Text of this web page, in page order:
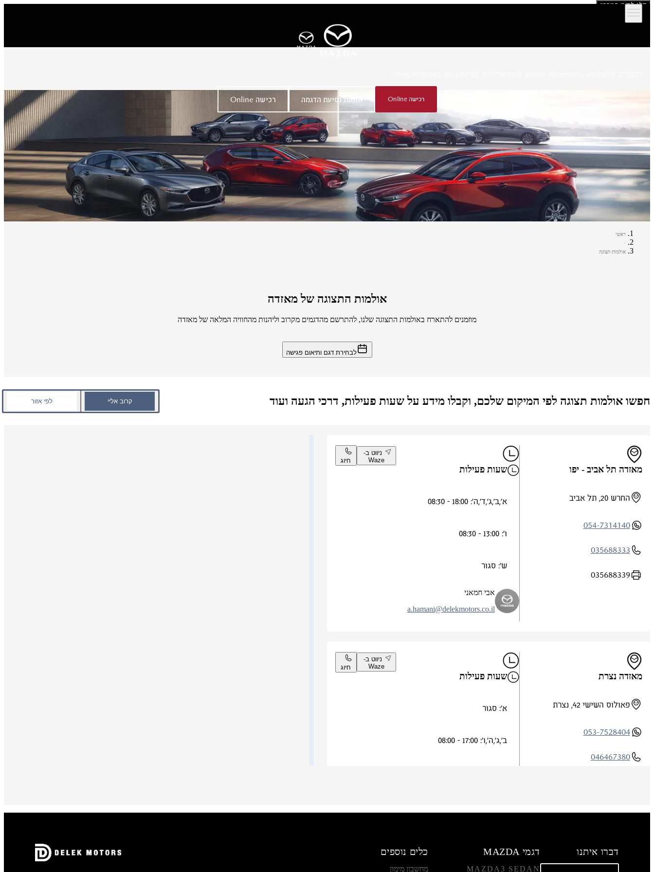
דלג לתוכן המרכזי
רכישה Online הזמנת נסיעת הדגמה רכישה Online
ראשי
אולמות תצוגה
אולמות התצוגה של מאזדה
מוזמנים להתארח באולמות התצוגה שלנו, להתרשם מהדגמים מקרוב וליהנות מהחוויה המלאה של מאזדה
לבחירת דגם ותיאום פגישה
חפשו אולמות תצוגה לפי המיקום שלכם, וקבלו מידע על שעות פעילות, דרכי הגעה ועוד קרוב אליי לפי אזור
מאזדה תל אביב - יפו
החרש 20, תל אביב
054-7314140
035688333
035688339
שעות פעילות
א',ב',ג',ד',ה': 18:00 - 08:30
ו': 13:00 - 08:30
ש': סגור
אבי חמאני
a.hamani@delekmotors.co.il
ניווט ב-
Waze
חיוג
מאזדה נצרת
פאולוס השישי 42, נצרת
053-7528404
046467380
שעות פעילות
א': סגור
ב',ג',ה',ו': 17:00 - 08:00
ניווט ב-
Waze
חיוג
דברו איתנו דגמי MAZDA
MAZDA3 SEDAN
כלים נוספים
מחשבון מימון